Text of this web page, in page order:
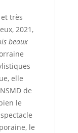
très
2021,
beaux
elle
de
le
le